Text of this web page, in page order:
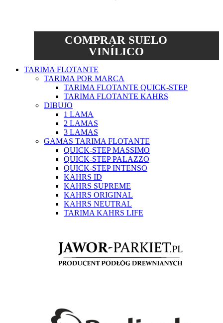
COMPRAR SUELO
VINÍLICO
TARIMA FLOTANTE
TARIMA POR MARCA
TARIMA FLOTANTE QUICK-STEP
TARIMA FLOTANTE KAHRS
DIBUJO
1 LAMA
2 LAMAS
3 LAMAS
GAMAS TARIMA FLOTANTE
QUICK-STEP MASSIMO
QUICK-STEP PALAZZO
QUICK-STEP INTENSO
KAHRS ID
KAHRS SUPREME
KAHRS ORIGINAL
KAHRS NEUTRAL
TARIMA KAHRS LIFE